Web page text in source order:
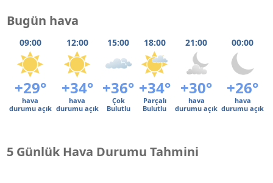
Bugün hava
09:00 12:00 15:00 18:00 21:00 00:00
+29° +34° +36° +34° +30° +26°
hava
durumu açık
hava
durumu açık
Çok
Bulutlu
Parçalı
Bulutlu
hava
durumu açık
hava
durumu açık
5 Günlük Hava Durumu Tahmini